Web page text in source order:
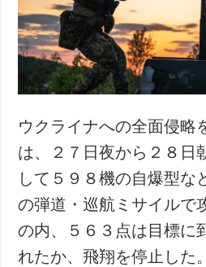
ウクライナへの全面侵略
は、２７日夜から２８日
して５９８機の自爆型な
の弾道・巡航ミサイルで
の内、５６３点は目標に
れたか、飛翔を停止した。